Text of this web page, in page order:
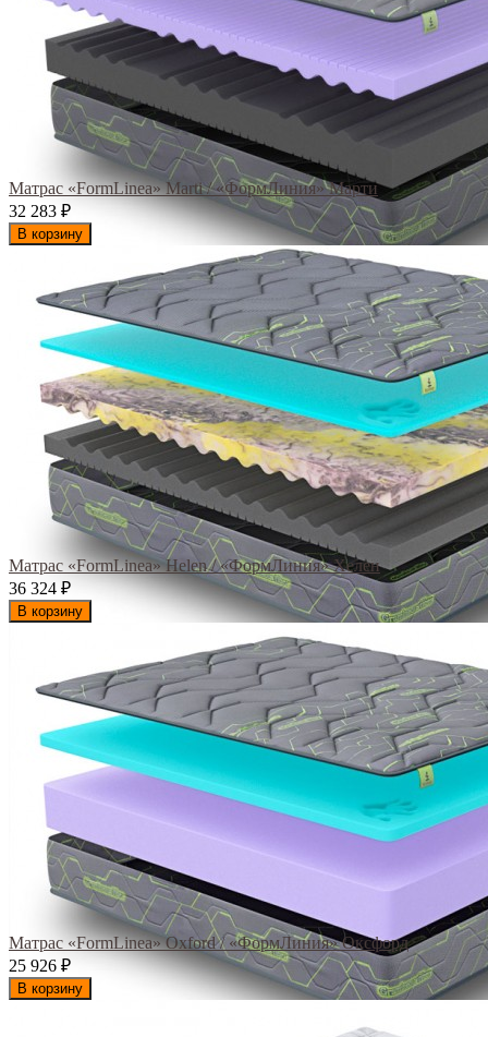
Матрас «FormLinea» Marti / «ФормЛиния» Марти
32 283 ₽
В корзину
Матрас «FormLinea» Helen / «ФормЛиния» Хелен
36 324 ₽
В корзину
Матрас «FormLinea» Oxford / «ФормЛиния» Оксфорд
25 926 ₽
В корзину